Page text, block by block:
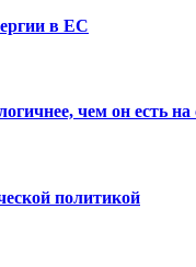
в ЕС
чем он есть на
политикой